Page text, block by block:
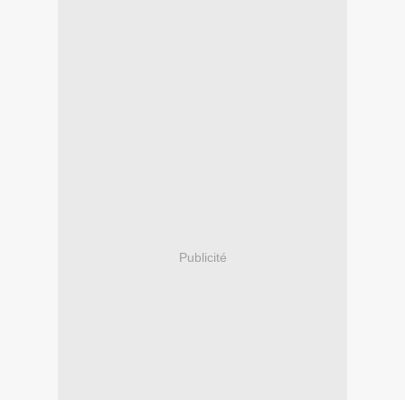
Publicité